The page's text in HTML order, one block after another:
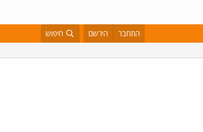
התחבר הירשם חיפוש